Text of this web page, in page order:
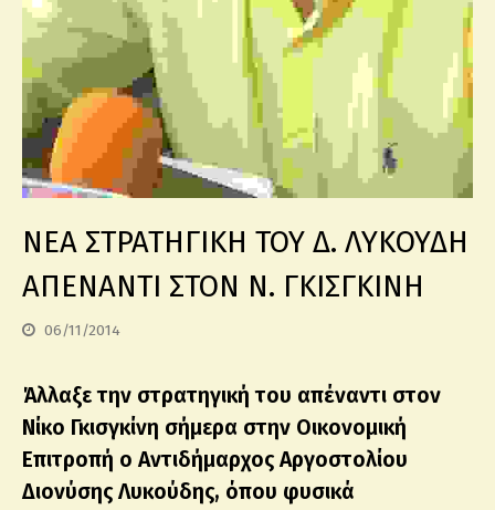
ΝΕΑ ΣΤΡΑΤΗΓΙΚΗ ΤΟΥ Δ. ΛΥΚΟΥΔΗ
ΑΠΕΝΑΝΤΙ ΣΤΟΝ Ν. ΓΚΙΣΓΚΙΝΗ
06/11/2014
Άλλαξε την στρατηγική του απέναντι στον
Νίκο Γκισγκίνη σήμερα στην Οικονομική
Επιτροπή ο Αντιδήμαρχος Αργοστολίου
Διονύσης Λυκούδης, όπου φυσικά